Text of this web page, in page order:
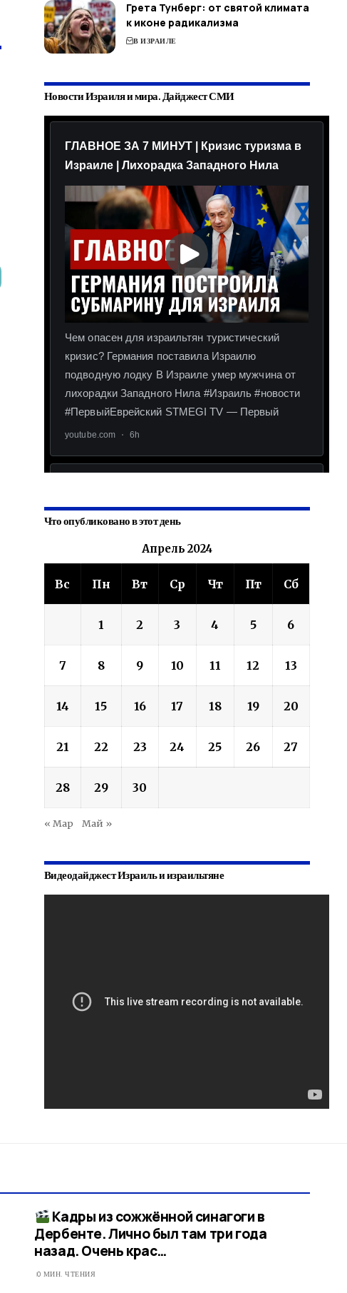
Грета Тунберг: от святой климата
к иконе радикализма
В ИЗРАИЛЕ
Новости Израиля и мира. Дайджест СМИ
Что опубликовано в этот день
Апрель 2024
Вс Пн Вт Ср Чт Пт Сб
1 2 3 4 5 6
7 8 9 10 11 12 13
14 15 16 17 18 19 20
21 22 23 24 25 26 27
28 29 30
« Мар Май »
Видеодайджест Израиль и израильтяне
Кадры из сожжённой синагоги в
Дербенте. Лично был там три года
назад. Очень крас…
0 МИН. ЧТЕНИЯ